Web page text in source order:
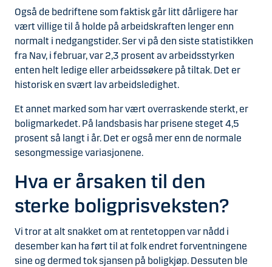
Også de bedriftene som faktisk går litt dårligere har
vært villige til å holde på arbeidskraften lenger enn
normalt i nedgangstider. Ser vi på den siste statistikken
fra Nav, i februar, var 2,3 prosent av arbeidsstyrken
enten helt ledige eller arbeidssøkere på tiltak. Det er
historisk en svært lav arbeidsledighet.
Et annet marked som har vært overraskende sterkt, er
boligmarkedet. På landsbasis har prisene steget 4,5
prosent så langt i år. Det er også mer enn de normale
sesongmessige variasjonene.
Hva er årsaken til den
sterke boligprisveksten?
Vi tror at alt snakket om at rentetoppen var nådd i
desember kan ha ført til at folk endret forventningene
sine og dermed tok sjansen på boligkjøp. Dessuten ble